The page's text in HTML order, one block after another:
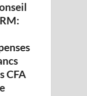
CFA